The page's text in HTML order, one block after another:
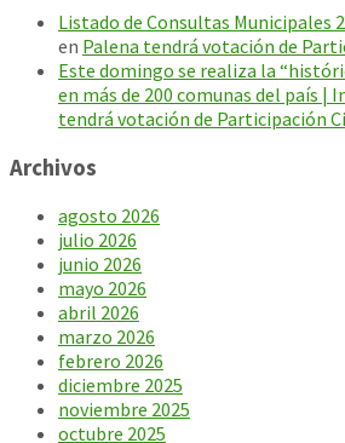
Listado de Consultas Municipales
en Palena tendrá votación de
Este domingo se realiza la
en más de 200 comunas del país |
tendrá votación de Participación
Archivos
agosto 2026
julio 2026
junio 2026
mayo 2026
abril 2026
marzo 2026
febrero 2026
diciembre 2025
noviembre 2025
octubre 2025